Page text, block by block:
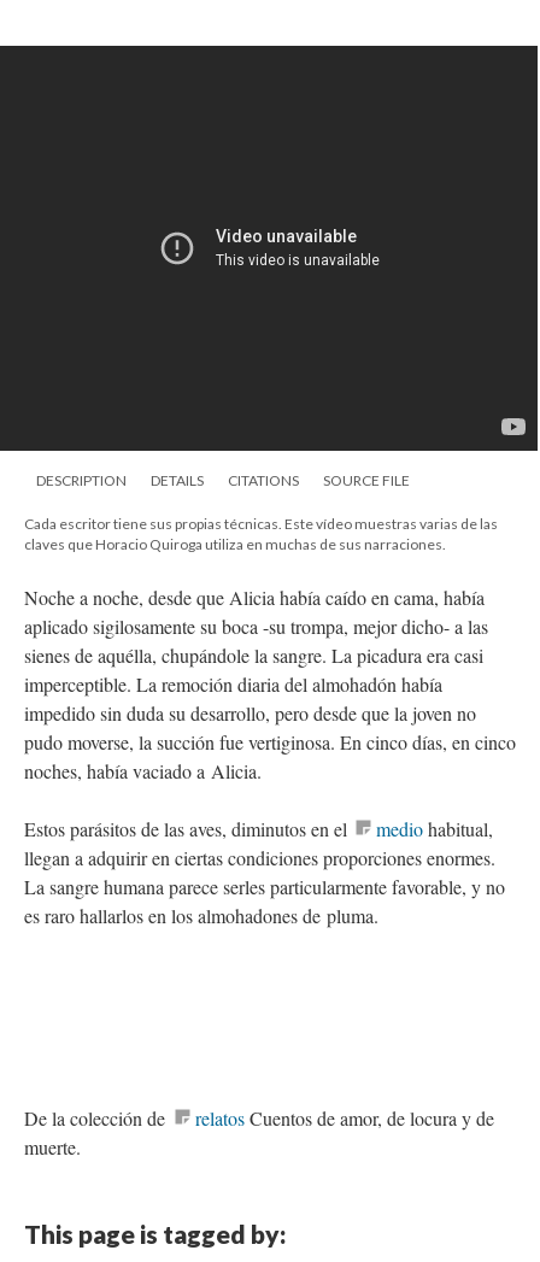
DESCRIPTION DETAILS CITATIONS SOURCE FILE
Cada escritor tiene sus propias técnicas. Este vídeo muestras varias de las
claves que Horacio Quiroga utiliza en muchas de sus narraciones.
Noche a noche, desde que Alicia había caído en cama, había
aplicado sigilosamente su boca -su trompa, mejor dicho- a las
sienes de aquélla, chupándole la sangre. La picadura era casi
imperceptible. La remoción diaria del almohadón había
impedido sin duda su desarrollo, pero desde que la joven no
pudo moverse, la succión fue vertiginosa. En cinco días, en cinco
noches, había vaciado a Alicia.
Estos parásitos de las aves, diminutos en el mediohabitual,
llegan a adquirir en ciertas condiciones proporciones enormes.
La sangre humana parece serles particularmente favorable, y no
es raro hallarlos en los almohadones de pluma.
De la colección de relatosCuentos de amor, de locura y de
muerte.
This page is tagged by: